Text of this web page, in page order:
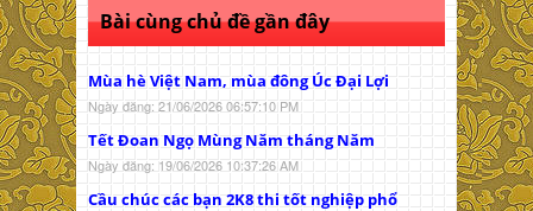
Bài cùng chủ đề gần đây
Mùa hè Việt Nam, mùa đông Úc Đại Lợi
Ngày đăng: 21/06/2026 06:57:10 PM
Tết Đoan Ngọ Mùng Năm tháng Năm
Ngày đăng: 19/06/2026 10:37:26 AM
Cầu chúc các bạn 2K8 thi tốt nghiệp phổ